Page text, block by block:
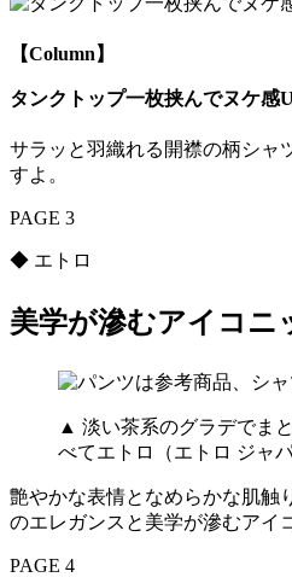
【Column】
タンクトップ一枚挟んでヌケ感
サラッと羽織れる開襟の柄シャ
すよ。
PAGE 3
◆ エトロ
美学が滲むアイコニ
▲ 淡い茶系のグラデでま
べてエトロ（エトロ ジャ
艶やかな表情となめらかな肌触
のエレガンスと美学が滲むアイ
PAGE 4